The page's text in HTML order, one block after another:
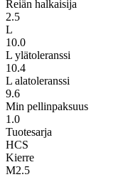
Reiän halkaisija
2.5
L
10.0
L ylätoleranssi
10.4
L alatoleranssi
9.6
Min pellinpaksuus
1.0
Tuotesarja
HCS
Kierre
M2.5